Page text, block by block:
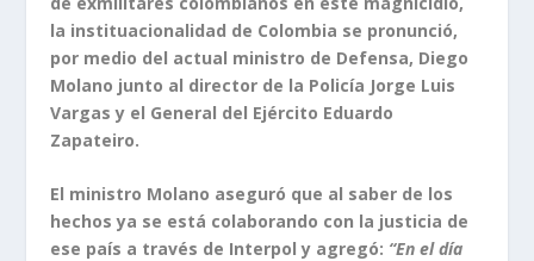
la instituacionalidad de Colombia se pronunció,
por medio del actual ministro de Defensa, Diego
Molano junto al director de la Policía Jorge Luis
Vargas y el General del Ejército Eduardo
Zapateiro.
El ministro Molano aseguró que al saber de los
hechos ya se está colaborando con la justicia de
ese país a través de Interpol y agregó: “En el día